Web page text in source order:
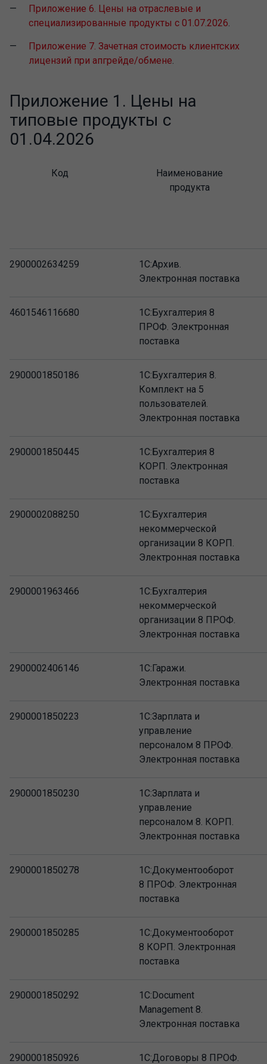
Приложение 6. Цены на отраслевые и
специализированные продукты с 01.07.2026.
Приложение 7. Зачетная стоимость клиентских
лицензий при апгрейде/обмене.
Приложение 1. Цены на
типовые продукты с
01.04.2026
Код
Наименование
продукта
2900002634259
1С:Архив.
Электронная поставка
4601546116680
1С:Бухгалтерия 8
ПРОФ. Электронная
поставка
2900001850186
1С:Бухгалтерия 8.
Комплект на 5
пользователей.
Электронная поставка
2900001850445
1С:Бухгалтерия 8
КОРП. Электронная
поставка
2900002088250
1С:Бухгалтерия
некоммерческой
организации 8 КОРП.
Электронная поставка
2900001963466
1С:Бухгалтерия
некоммерческой
организации 8 ПРОФ.
Электронная поставка
2900002406146
1С:Гаражи.
Электронная поставка
2900001850223
1С:Зарплата и
управление
персоналом 8 ПРОФ.
Электронная поставка
2900001850230
1С:Зарплата и
управление
персоналом 8. КОРП.
Электронная поставка
2900001850278
1С:Документооборот
8 ПРОФ. Электронная
поставка
2900001850285
1С:Документооборот
8 КОРП. Электронная
поставка
2900001850292
1C:Document
Management 8.
Электронная поставка
2900001850926
1С:Договоры 8 ПРОФ.